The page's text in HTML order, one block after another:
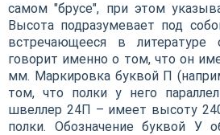
самом "брусе", при этом
Высота подразумевает под
встречающееся в литературе
говорит именно о том, что он
мм. Маркировка буквой П
том, что полки у него
швеллер 24П – имеет высоту
полки. Обозначение буквой У